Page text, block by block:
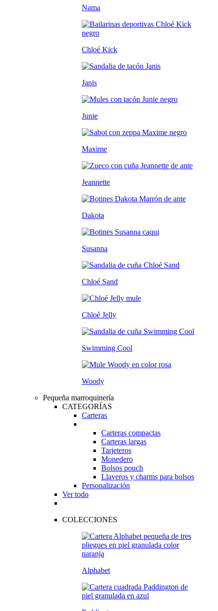
Nama
Chloé Kick
Janis
Junie
Maxime
Jeannette
Dakota
Susanna
Chloé Sand
Chloé Jelly
Swimming Cool
Woody
Pequeña marroquinería
CATEGORÍAS
Carteras
Carteras compactas
Carteras largas
Tarjeteros
Monedero
Bolsos pouch
Llaveros y charms para bolsos
Personalización
Ver todo
COLECCIONES
Alphabet